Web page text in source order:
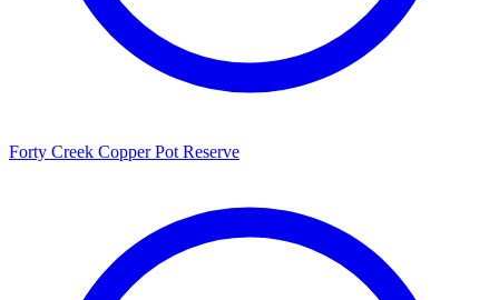
Forty Creek Copper Pot Reserve